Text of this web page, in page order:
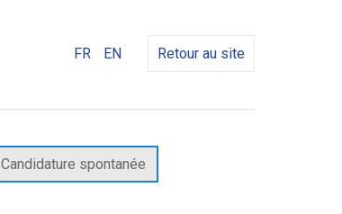
FR EN Retour au site
Candidature spontanée